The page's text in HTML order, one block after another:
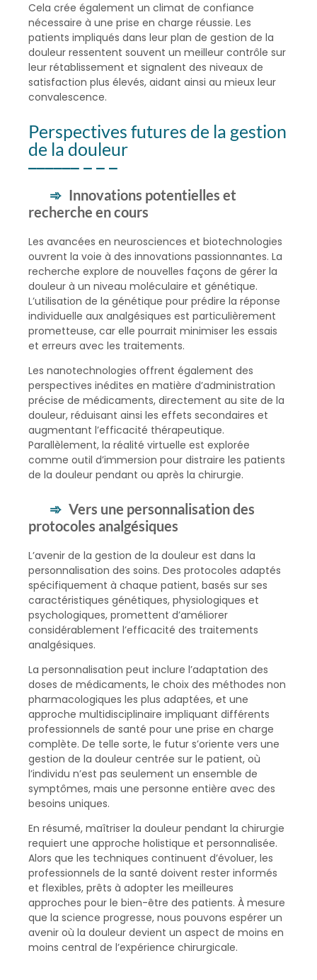
Cela crée également un climat de confiance
nécessaire à une prise en charge réussie. Les
patients impliqués dans leur plan de gestion de la
douleur ressentent souvent un meilleur contrôle sur
leur rétablissement et signalent des niveaux de
satisfaction plus élevés, aidant ainsi au mieux leur
convalescence.
Perspectives futures de la gestion
de la douleur
Innovations potentielles et
recherche en cours
Les avancées en neurosciences et biotechnologies
ouvrent la voie à des innovations passionnantes. La
recherche explore de nouvelles façons de gérer la
douleur à un niveau moléculaire et génétique.
L’utilisation de la génétique pour prédire la réponse
individuelle aux analgésiques est particulièrement
prometteuse, car elle pourrait minimiser les essais
et erreurs avec les traitements.
Les nanotechnologies offrent également des
perspectives inédites en matière d’administration
précise de médicaments, directement au site de la
douleur, réduisant ainsi les effets secondaires et
augmentant l’efficacité thérapeutique.
Parallèlement, la réalité virtuelle est explorée
comme outil d’immersion pour distraire les patients
de la douleur pendant ou après la chirurgie.
Vers une personnalisation des
protocoles analgésiques
L’avenir de la gestion de la douleur est dans la
personnalisation des soins. Des protocoles adaptés
spécifiquement à chaque patient, basés sur ses
caractéristiques génétiques, physiologiques et
psychologiques, promettent d’améliorer
considérablement l’efficacité des traitements
analgésiques.
La personnalisation peut inclure l’adaptation des
doses de médicaments, le choix des méthodes non
pharmacologiques les plus adaptées, et une
approche multidisciplinaire impliquant différents
professionnels de santé pour une prise en charge
complète. De telle sorte, le futur s’oriente vers une
gestion de la douleur centrée sur le patient, où
l’individu n’est pas seulement un ensemble de
symptômes, mais une personne entière avec des
besoins uniques.
En résumé, maîtriser la douleur pendant la chirurgie
requiert une approche holistique et personnalisée.
Alors que les techniques continuent d’évoluer, les
professionnels de la santé doivent rester informés
et flexibles, prêts à adopter les meilleures
approches pour le bien-être des patients. À mesure
que la science progresse, nous pouvons espérer un
avenir où la douleur devient un aspect de moins en
moins central de l’expérience chirurgicale.